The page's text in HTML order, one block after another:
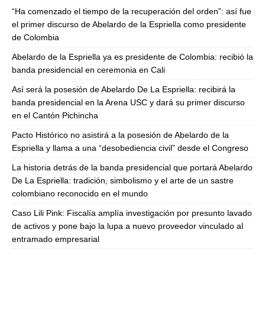
“Ha comenzado el tiempo de la recuperación del orden”: así fue
el primer discurso de Abelardo de la Espriella como presidente
de Colombia
Abelardo de la Espriella ya es presidente de Colombia: recibió la
banda presidencial en ceremonia en Cali
Así será la posesión de Abelardo De La Espriella: recibirá la
banda presidencial en la Arena USC y dará su primer discurso
en el Cantón Pichincha
Pacto Histórico no asistirá a la posesión de Abelardo de la
Espriella y llama a una “desobediencia civil” desde el Congreso
La historia detrás de la banda presidencial que portará Abelardo
De La Espriella: tradición, simbolismo y el arte de un sastre
colombiano reconocido en el mundo
Caso Lili Pink: Fiscalía amplía investigación por presunto lavado
de activos y pone bajo la lupa a nuevo proveedor vinculado al
entramado empresarial